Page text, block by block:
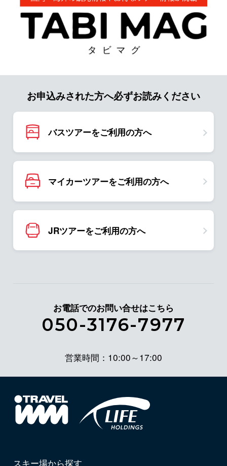
お申込みされた方へ必ずお読みください
バスツアーをご利用の方へ
マイカーツアーをご利用の方へ
JRツアーをご利用の方へ
お電話でのお問い合せはこちら
050-3176-7977
営業時間：10:00～17:00
スキー場から探す